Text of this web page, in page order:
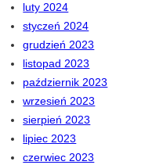
luty 2024
styczeń 2024
grudzień 2023
listopad 2023
październik 2023
wrzesień 2023
sierpień 2023
lipiec 2023
czerwiec 2023